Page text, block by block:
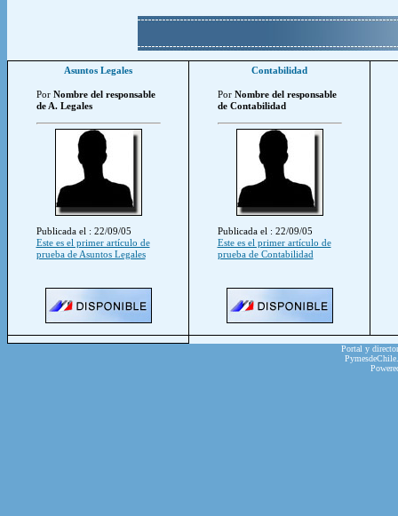
Asuntos Legales
Por Nombre del responsable
de A. Legales
Publicada el : 22/09/05
Este es el primer artículo de
prueba de Asuntos Legales
Contabilidad
Por Nombre del responsable
de Contabilidad
Publicada el : 22/09/05
Este es el primer artículo de
prueba de Contabilidad
Portal y